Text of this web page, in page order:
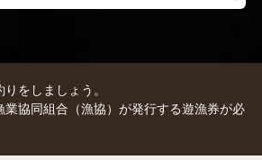
をしましょう。
業協同組合（漁協）が発行する遊漁券が必